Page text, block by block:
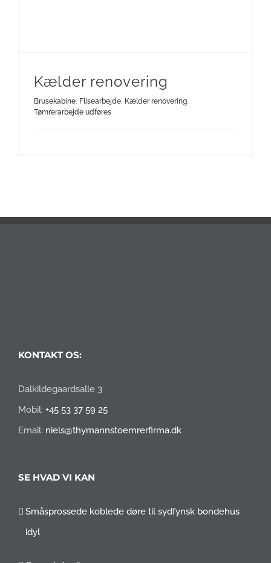
Kælder renovering
Brusekabine, Flisearbejde, Kælder renovering,
Tømrerarbejde udføres
KONTAKT OS:
Dalkildegaardsalle 3
Mobil: +45 53 37 59 25
Email: niels@thymannstoemrerfirma.dk
SE HVAD VI KAN
Småsprossede koblede døre til sydfynsk bondehus
idyl